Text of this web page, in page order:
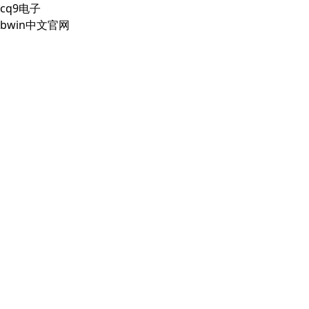
cq9电子
bwin中文官网